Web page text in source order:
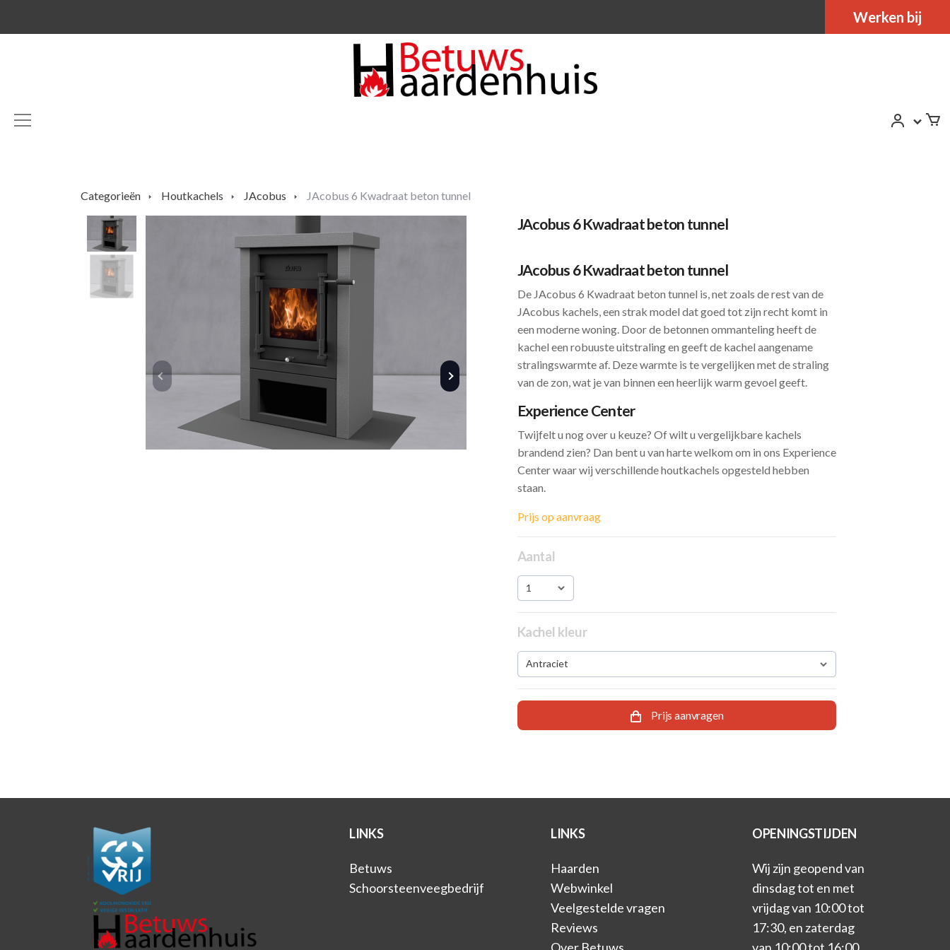
Werken bij
Categorieën Houtkachels JAcobus JAcobus 6 Kwadraat beton tunnel
JAcobus 6 Kwadraat beton tunnel
JAcobus 6 Kwadraat beton tunnel
De JAcobus 6 Kwadraat beton tunnel is, net zoals de rest van de
JAcobus kachels, een strak model dat goed tot zijn recht komt in
een moderne woning. Door de betonnen ommanteling heeft de
kachel een robuuste uitstraling en geeft de kachel aangename
stralingswarmte af. Deze warmte is te vergelijken met de straling
van de zon, wat je van binnen een heerlijk warm gevoel geeft.
Experience Center
Twijfelt u nog over u keuze? Of wilt u vergelijkbare kachels
brandend zien? Dan bent u van harte welkom om in ons Experience
Center waar wij verschillende houtkachels opgesteld hebben
staan.
Prijs op aanvraag
Aantal
1
Kachel kleur
Antraciet
Prijs aanvragen
LINKS
Betuws
Schoorsteenveegbedrijf
LINKS
Haarden
Webwinkel
Veelgestelde vragen
Reviews
Over Betuws
OPENINGSTIJDEN
Wij zijn geopend van
dinsdag tot en met
vrijdag van 10:00 tot
17:30, en zaterdag
van 10:00 tot 16:00